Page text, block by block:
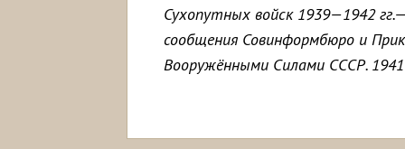
Сухопутных войск 1939—1942
сообщения Совинформбюро и
Вооружёнными Силами СССР.